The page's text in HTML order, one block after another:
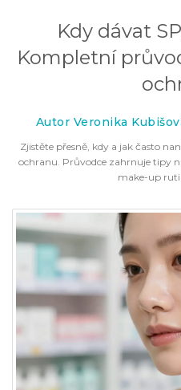
Kdy dávat
Kompletní
Autor Veronika
Zjistěte přesně, kdy a jak často
ochranu. Průvodce zahrnuje tipy
make-up